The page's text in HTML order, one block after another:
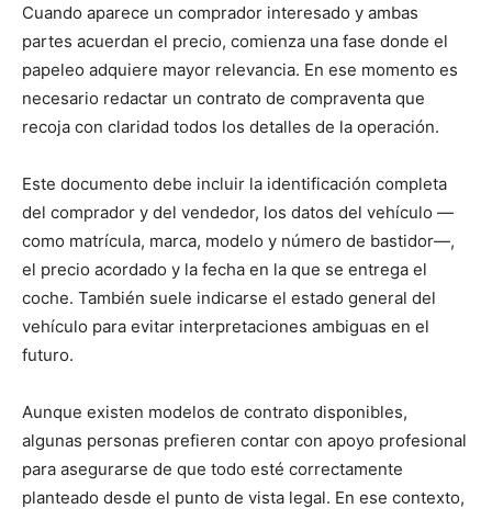
Cuando aparece un comprador interesado y ambas
partes acuerdan el precio, comienza una fase donde el
papeleo adquiere mayor relevancia. En ese momento es
necesario redactar un contrato de compraventa que
recoja con claridad todos los detalles de la operación.
Este documento debe incluir la identificación completa
del comprador y del vendedor, los datos del vehículo —
como matrícula, marca, modelo y número de bastidor—,
el precio acordado y la fecha en la que se entrega el
coche. También suele indicarse el estado general del
vehículo para evitar interpretaciones ambiguas en el
futuro.
Aunque existen modelos de contrato disponibles,
algunas personas prefieren contar con apoyo profesional
para asegurarse de que todo esté correctamente
planteado desde el punto de vista legal. En ese contexto,